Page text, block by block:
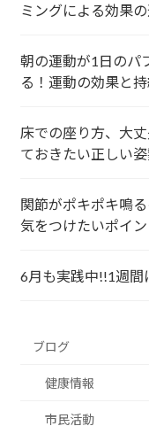
ミングによる効果の
朝の運動が1日のパ
る！運動の効果と
床での座り方、大
ておきたい正しい
関節がポキポキ鳴
気をつけたいポイン
6月も実践中!!1週間
ブログ
健康情報
市民活動